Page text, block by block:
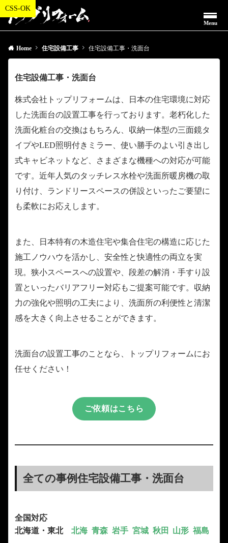
Menu
Home 住宅設備工事 住宅設備工事・洗面台
住宅設備工事・洗面台
株式会社トップリフォームは、日本の住宅環境に対応
した洗面台の設置工事を行っております。老朽化した
洗面化粧台の交換はもちろん、収納一体型の三面鏡タ
イプやLED照明付きミラー、使い勝手のよい引き出し
式キャビネットなど、さまざまな機種への対応が可能
です。近年人気のタッチレス水栓や洗面所暖房機の取
り付け、ランドリースペースの併設といったご要望に
も柔軟にお応えします。
また、日本特有の木造住宅や集合住宅の構造に応じた
施工ノウハウを活かし、安全性と快適性の両立を実
現。狭小スペースへの設置や、段差の解消・手すり設
置といったバリアフリー対応もご提案可能です。収納
力の強化や照明の工夫により、洗面所の利便性と清潔
感を大きく向上させることができます。
洗面台の設置工事のことなら、トップリフォームにお
任せください！
ご依頼はこちら
全ての事例住宅設備工事・洗面台
全国対応
北海道・東北エリア
北海道青森県岩手県宮城県秋田県山形県福島県